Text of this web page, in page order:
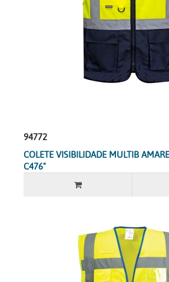
94772
COLETE VISIBILIDADE MULTIB
C476"